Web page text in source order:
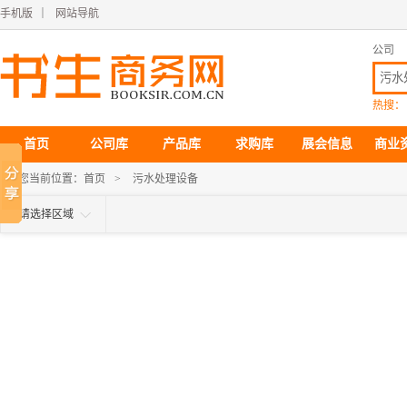
手机版 网站导航
公司
热搜：
首页 公司库 产品库 求购库 展会信息 商业
您当前位置： 首页 > 污水处理设备
请选择区域